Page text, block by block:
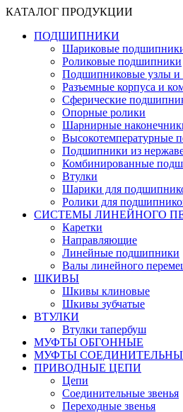
КАТАЛОГ ПРОДУКЦИИ
ПОДШИПНИКИ
Шариковые
Роликовые подшипники
Подшипниковые узлы и
Разъемные корпуса и
Сферические
Опорные ролики
Шарнирные
Высокотемпературные
Подшипники из
Комбинированные
Втулки
Шарики для
Ролики для
СИСТЕМЫ ЛИНЕЙНОГО
Каретки
Направляющие
Линейные подшипники
Валы линейного
ШКИВЫ
Шкивы клиновые
Шкивы зубчатые
ВТУЛКИ
Втулки тапербуш
МУФТЫ ОБГОННЫЕ
МУФТЫ
ПРИВОДНЫЕ ЦЕПИ
Цепи
Соединительные звенья
Переходные звенья